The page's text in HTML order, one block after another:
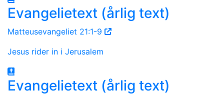
Evangelietext (årlig text)
Matteusevangeliet 21:1-9
Jesus rider in i Jerusalem
Evangelietext (årlig text)